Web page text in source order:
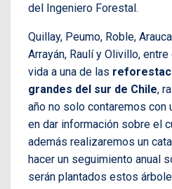
del Ingeniero Forestal.
Quillay, Peumo, Roble,
Arrayán, Raulí y Olivillo,
vida a una de las
grandes del sur de Chile,
año no solo contaremos
en dar información sobre el
además realizaremos un
hacer un seguimiento anual
serán plantados estos